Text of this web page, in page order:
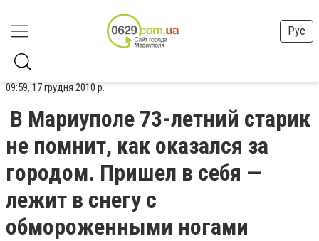
Рус
09:59, 17 грудня 2010 р.
В Мариуполе 73-летний старик
не помнит, как оказался за
городом. Пришел в себя —
лежит в снегу с
обмороженными ногами